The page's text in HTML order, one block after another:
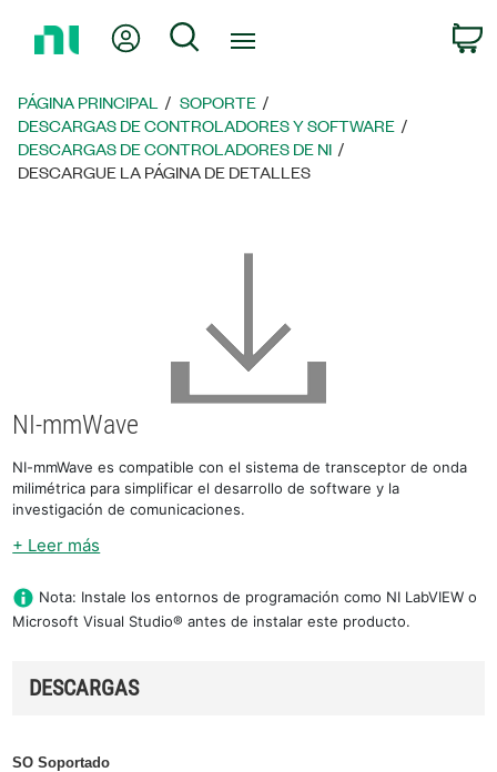
página
principal
Mi cuentaBúsqueda
PÁGINA PRINCIPAL
SOPORTE
DESCARGAS DE CONTROLADORES Y SOFTWARE
DESCARGAS DE CONTROLADORES DE NI
DESCARGUE LA PÁGINA DE DETALLES
NI-mmWave
NI-mmWave es compatible con el sistema de transceptor de onda
milimétrica para simplificar el desarrollo de software y la
investigación de comunicaciones.
+ Leer más
Nota: Instale los entornos de programación como NI LabVIEW o
Microsoft Visual Studio® antes de instalar este producto.
DESCARGAS
SO Soportado